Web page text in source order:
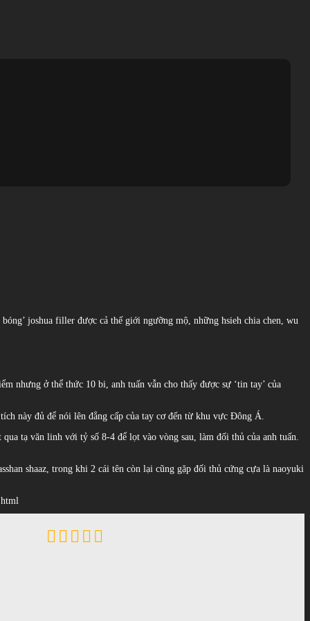
joshua filler được cả thế giới ngưỡng mộ, những hsieh chia chen, wu
nhưng ở thể thức 10 bi, anh tuấn vẫn cho thấy được sự ‘tin tay’ của
này đủ để nói lên đẳng cấp của tay cơ đến từ khu vực Đông Á.
tạ văn linh với tỷ số 8-4 để lọt vào vòng sau, làm đối thủ của anh tuấn.
shaaz, trong khi 2 cái tên còn lại cũng gặp đối thủ cứng cựa là naoyuki